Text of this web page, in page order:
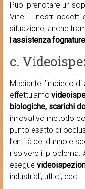
Puoi prenotare un
Vinci . I nostri addetti
situazione, anche
l’assistenza fognature
c.
Mediante l’impiego
effettuiamo
biologiche, scarichi
innovativo metodo
punto esatto di
l’entità del danno e
risolvere il problema.
esegue
industriali, uffici, ecc..